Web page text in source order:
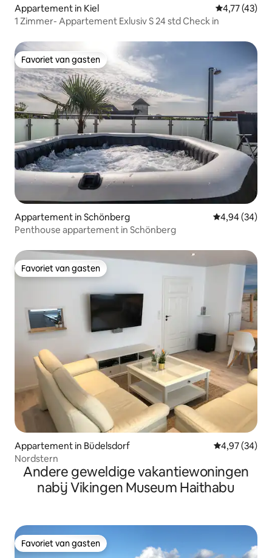
Appartement in Kiel Gemiddelde
4,77 (43)
1 Zimmer- Appartement Exlusiv S 24 std Check in
Favoriet van gasten
Favoriet van gasten
Appartement in Schönberg Gemiddelde
4,94 (34)
Penthouse appartement in Schönberg
Favoriet van gasten
Favoriet van gasten
Appartement in Büdelsdorf Gemiddelde
4,97 (34)
Nordstern
Andere geweldige vakantiewoningen
nabij Vikingen Museum Haithabu
Favoriet van gasten
Favoriet van gasten